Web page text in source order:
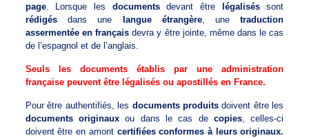
page. Lorsque les documentsdevant être légaliséssont
rédigésdans une langue étrangère, unetraduction
assermentée en français devra y être jointe, même dans le cas
de l’espagnol et de l’anglais.
Seuls les documents établis par une administration
française peuvent être légalisés ou apostillés en France.
Pour être authentifiés, les documents produitsdoivent être les
documents originaux ou dans le cas de copies, celles-ci
doivent être en amont certifiées conformes à leurs originaux.